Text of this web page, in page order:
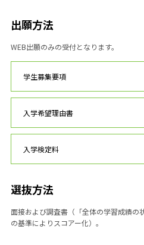
出願方法
WEB出願のみの受付となります。
学生募集要項
入学希望理由書
入学検定料
選抜方法
面接および調査書（「全体の学習成績の
の基準によりスコアー化）。